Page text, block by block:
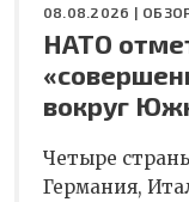
08.08.2026 |
НАТО
вокруг
Четыре
Германия,